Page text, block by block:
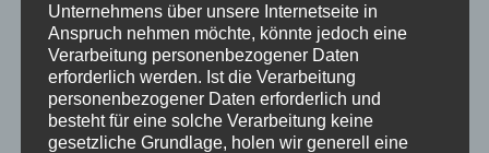
Wir bauen für Sie um! Die Umbau- und
Modernisierungsarbeiten starten ab dem
09.April 2018 und werden bis 31. August 2018
dauern. In diesem Zeitraum können wir Ihnen
leider keine Unterkünfte anbieten und wir
Unternehmens über unsere Internetseite in
Anspruch nehmen möchte, könnte jedoch eine
Verarbeitung personenbezogener Daten
erforderlich werden. Ist die Verarbeitung
personenbezogener Daten erforderlich und
besteht für eine solche Verarbeitung keine
gesetzliche Grundlage, holen wir generell eine